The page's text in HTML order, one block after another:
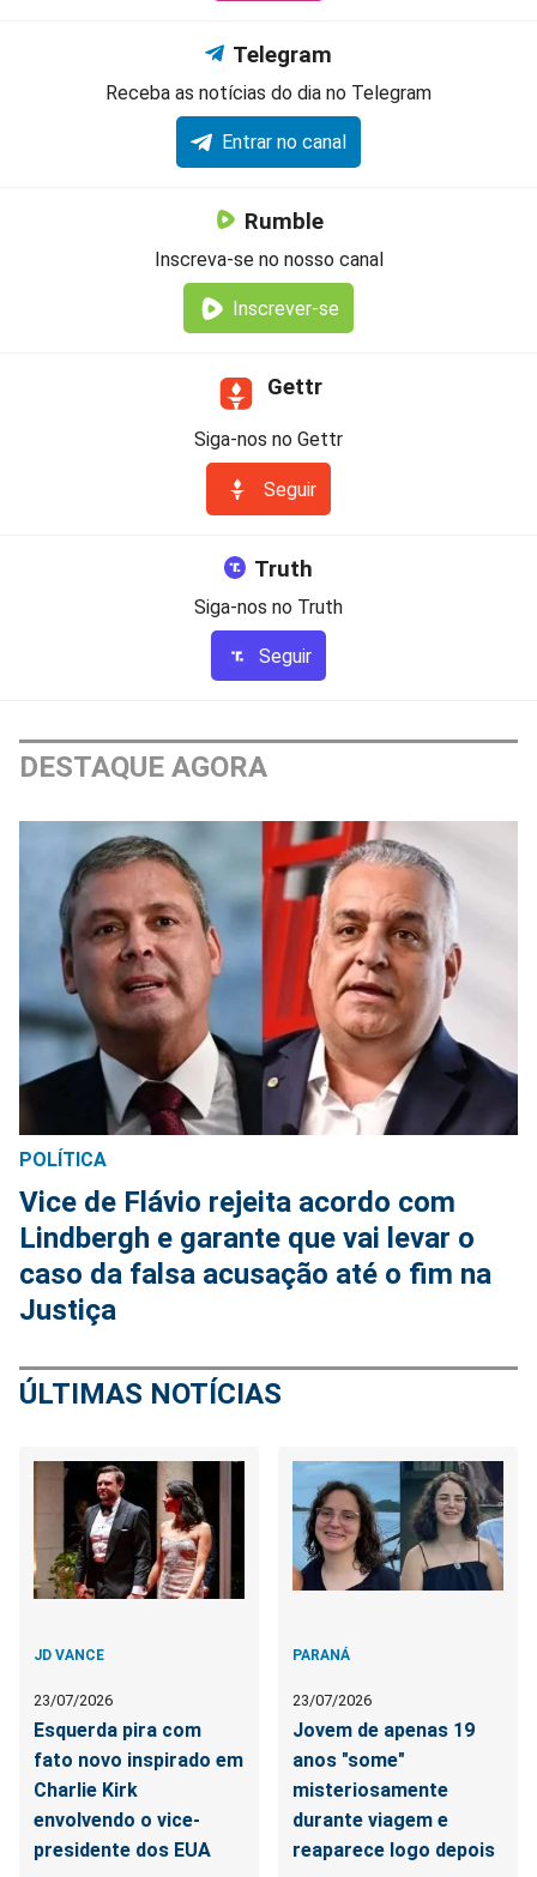
Telegram
Receba as notícias do dia no Telegram
Entrar no canal
Rumble
Inscreva-se no nosso canal
Inscrever-se
Gettr
Siga-nos no Gettr
Seguir
Truth
Siga-nos no Truth
Seguir
DESTAQUE AGORA
POLÍTICA
Vice de Flávio rejeita acordo com
Lindbergh e garante que vai levar o
caso da falsa acusação até o fim na
Justiça
ÚLTIMAS NOTÍCIAS
JD VANCE
23/07/2026
Esquerda pira com
fato novo inspirado em
Charlie Kirk
envolvendo o vice-
presidente dos EUA
PARANÁ
23/07/2026
Jovem de apenas 19
anos "some"
misteriosamente
durante viagem e
reaparece logo depois